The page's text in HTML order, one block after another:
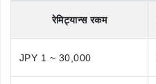
रेमिट्यान्स रकम
JPY 1 ~ 30,000